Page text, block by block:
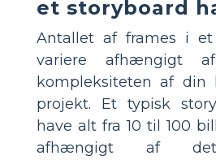
et storyboard
Antallet af frames i et
variere afhængigt
kompleksiteten af din
projekt. Et typisk
have alt fra 10 til 100
afhængigt af det